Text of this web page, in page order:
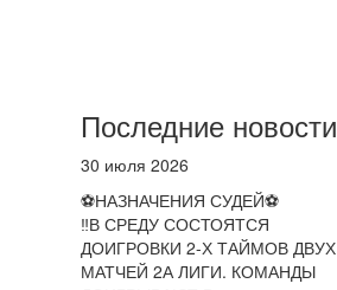
Последние новости
30 июля 2026
⚽НАЗНАЧЕНИЯ СУДЕЙ⚽
‼В СРЕДУ СОСТОЯТСЯ
ДОИГРОВКИ 2-Х ТАЙМОВ ДВУХ
МАТЧЕЙ 2А ЛИГИ. КОМАНДЫ